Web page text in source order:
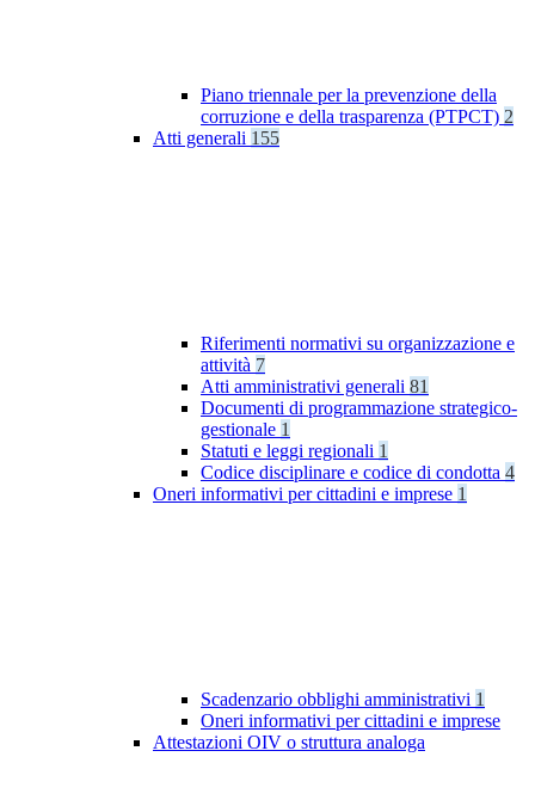
Piano triennale per la prevenzione della
corruzione e della trasparenza (PTPCT) 2
Atti generali 155
Riferimenti normativi su organizzazione e
attività 7
Atti amministrativi generali 81
Documenti di programmazione strategico-
gestionale 1
Statuti e leggi regionali 1
Codice disciplinare e codice di condotta 4
Oneri informativi per cittadini e imprese 1
Scadenzario obblighi amministrativi 1
Oneri informativi per cittadini e imprese
Attestazioni OIV o struttura analoga